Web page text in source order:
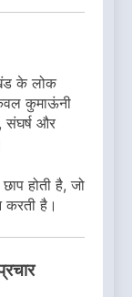
के लोक
कुमाऊंनी
संघर्ष और
होती है, जो
करती है।